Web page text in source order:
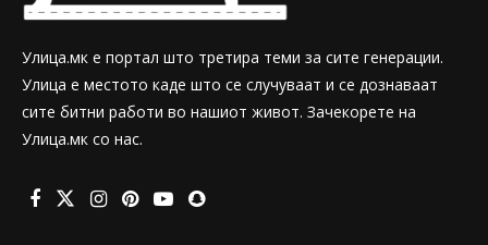
Улица.мк е портал што третира теми за сите генерации.
Улица е местото каде што се случуваат и се дознаваат
сите битни работи во нашиот живот. Зачекорете на
Улица.мк со нас.